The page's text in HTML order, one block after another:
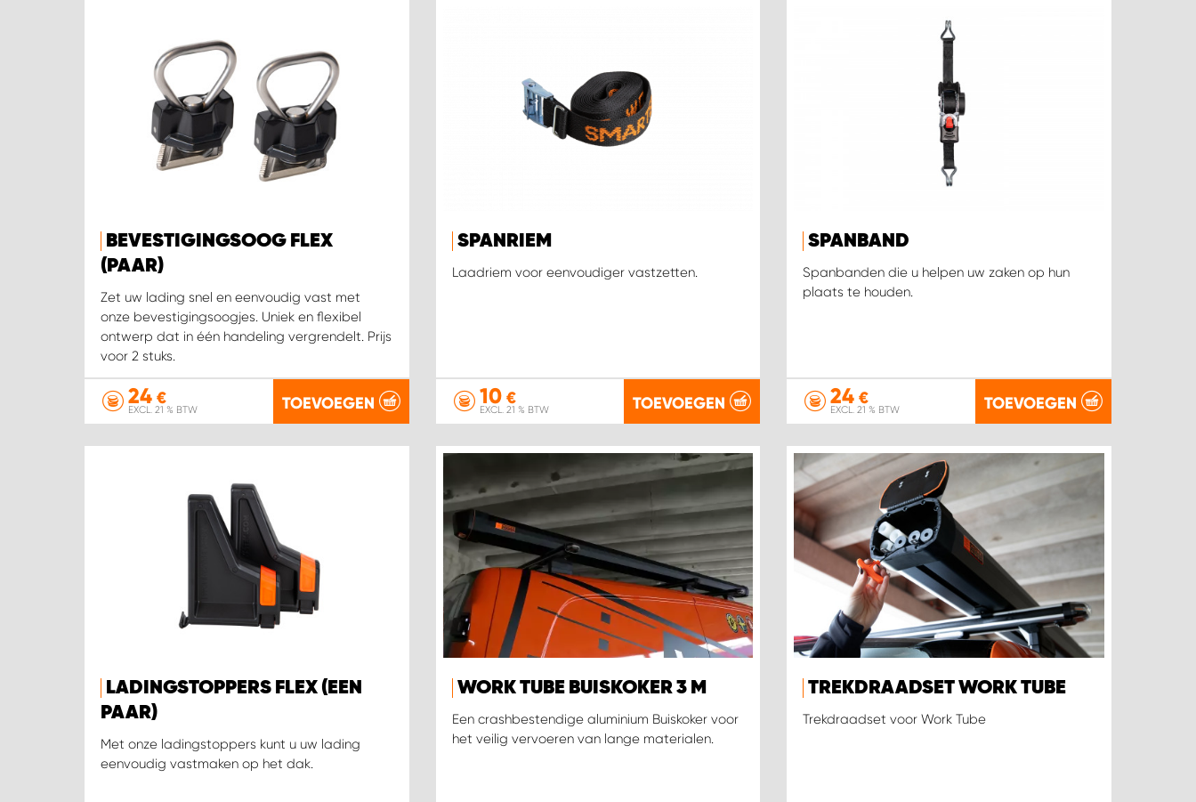
BEVESTIGINGSOOG FLEX
(PAAR)
Zet uw lading snel en eenvoudig vast met
onze bevestigingsoogjes. Uniek en flexibel
ontwerp dat in één handeling vergrendelt. Prijs
voor 2 stuks.
24 €
EXCL. 21 % BTW TOEVOEGEN
SPANRIEM
Laadriem voor eenvoudiger vastzetten.
10€
EXCL. 21 % BTW TOEVOEGEN
SPANBAND
Spanbanden die u helpen uw zaken op hun
plaats te houden.
24 €
EXCL. 21 % BTW TOEVOEGEN
LADINGSTOPPERS FLEX (EEN
PAAR)
Met onze ladingstoppers kunt u uw lading
eenvoudig vastmaken op het dak.
WORK TUBE BUISKOKER 3 M
Een crashbestendige aluminium Buiskoker voor
het veilig vervoeren van lange materialen.
TREKDRAADSET WORK TUBE
Trekdraadset voor Work Tube